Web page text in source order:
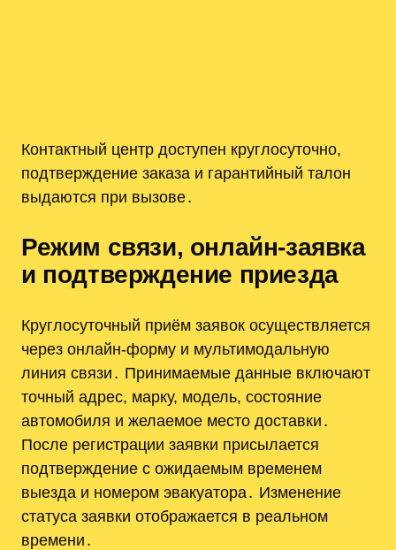
Контактный центр доступен круглосуточно,
подтверждение заказа и гарантийный талон
выдаются при вызове․
Режим связи, онлайн-заявка
и подтверждение приезда
Круглосуточный приём заявок осуществляется
через онлайн-форму и мультимодальную
линия связи․ Принимаемые данные включают
точный адрес, марку, модель, состояние
автомобиля и желаемое место доставки․
После регистрации заявки присылается
подтверждение с ожидаемым временем
выезда и номером эвакуатора․ Изменение
статуса заявки отображается в реальном
времени․